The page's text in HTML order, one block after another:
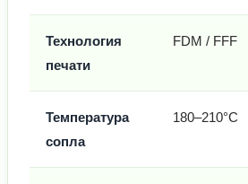
Технология
печати
FDM / FFF
Температура
сопла
180–210°C